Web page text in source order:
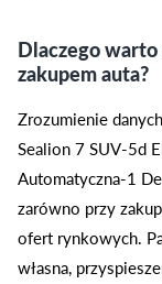
Dlaczego
zakupem auta?
Zrozumienie
Sealion 7 SUV-5d
Automatyczna-1
zarówno przy
ofert rynkowych.
własna,